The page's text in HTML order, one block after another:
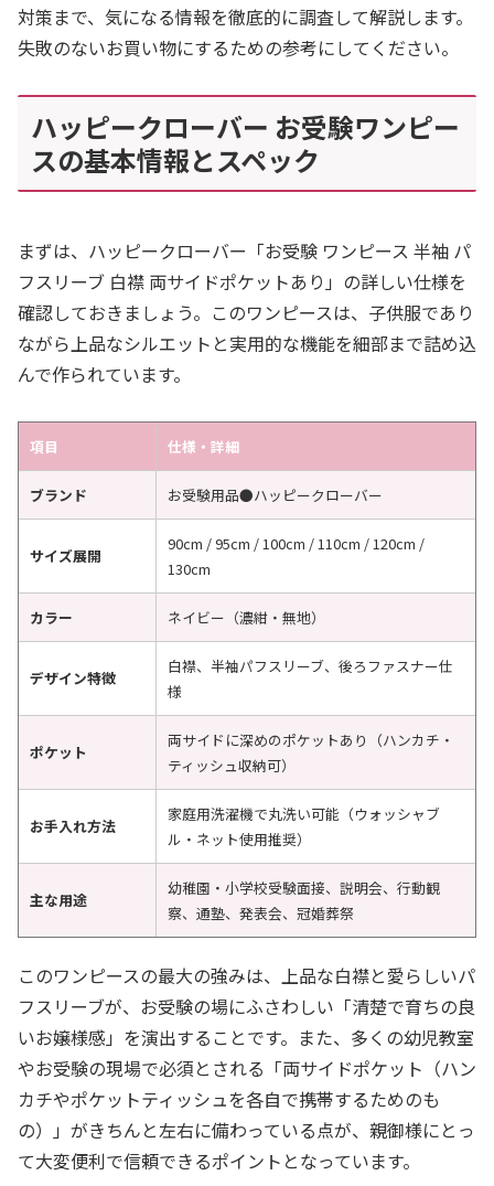
対策まで、気になる情報を徹底的に調査して解説します。
失敗のないお買い物にするための参考にしてください。
ハッピークローバー お受験ワンピー
スの基本情報とスペック
まずは、ハッピークローバー「お受験 ワンピース 半袖 パ
フスリーブ 白襟 両サイドポケットあり」の詳しい仕様を
確認しておきましょう。このワンピースは、子供服であり
ながら上品なシルエットと実用的な機能を細部まで詰め込
んで作られています。
項目 仕様・詳細
ブランド お受験用品●ハッピークローバー
サイズ展開
90cm / 95cm / 100cm / 110cm / 120cm /
130cm
カラー ネイビー（濃紺・無地）
デザイン特徴
白襟、半袖パフスリーブ、後ろファスナー仕
様
ポケット
両サイドに深めのポケットあり（ハンカチ・
ティッシュ収納可）
お手入れ方法
家庭用洗濯機で丸洗い可能（ウォッシャブ
ル・ネット使用推奨）
主な用途
幼稚園・小学校受験面接、説明会、行動観
察、通塾、発表会、冠婚葬祭
このワンピースの最大の強みは、上品な白襟と愛らしいパ
フスリーブが、お受験の場にふさわしい「清楚で育ちの良
いお嬢様感」を演出することです。また、多くの幼児教室
やお受験の現場で必須とされる「両サイドポケット（ハン
カチやポケットティッシュを各自で携帯するためのも
の）」がきちんと左右に備わっている点が、親御様にとっ
て大変便利で信頼できるポイントとなっています。